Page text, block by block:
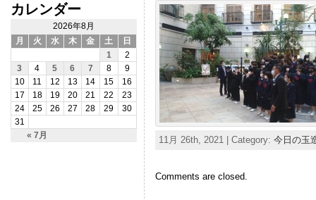
カレンダー
2026年8月
月
火 水 木 金 土 日
« 7月
1
2
3
4 5 6 7 8
9
10
11 12 13 14 15
16
17
18 19 20 21 22
23
24
25 26 27 28 29
30
31
11月 26th, 2021 | Category: 今日の玉
Comments are closed.